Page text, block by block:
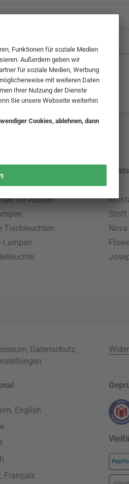
für Aussen
Tischleuchten
Lampen
Stoff
, Datenschutz,
English
Français
VORKASSE